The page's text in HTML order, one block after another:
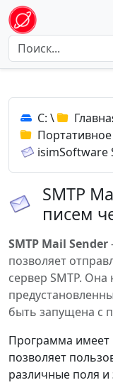
C: \
isimSoftware
SMTP
писем
SMTP Mail Sender
позволяет
сервер SMTP.
быть запущена с
Программа имеет
позволяет
различные поля и